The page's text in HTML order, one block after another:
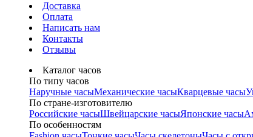
Доставка
Оплата
Написать нам
Контакты
Отзывы
Каталог часов
По типу часов
Наручные часыМеханические часыКварцевые часы
По стране-изготовителю
Российские часыШвейцарские часыЯпонские часы
По особенностям